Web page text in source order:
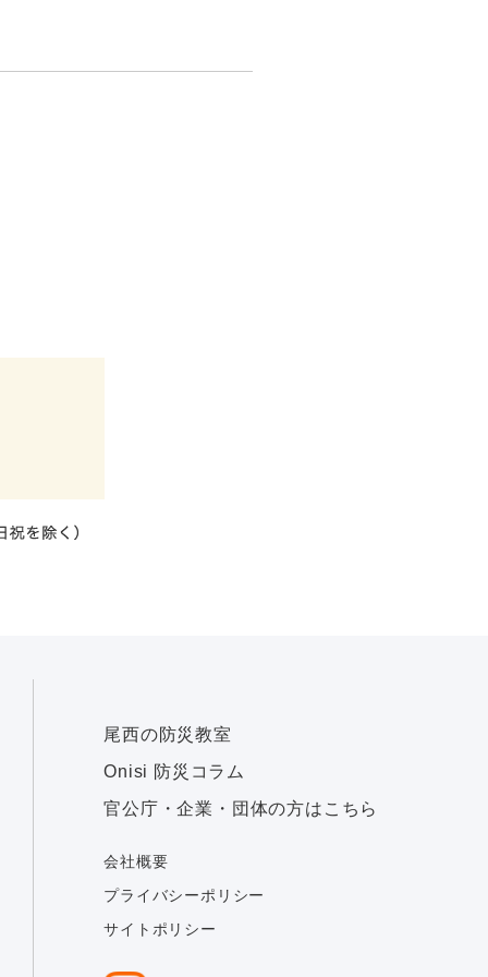
尾西の防災教室
Onisi 防災コラム
官公庁・企業・団体の方はこちら
会社概要
プライバシーポリシー
サイトポリシー